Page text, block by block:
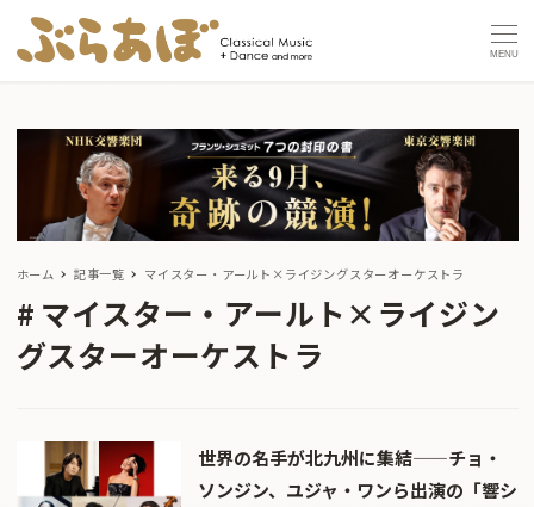
MENU
ホーム 記事一覧 マイスター・アールト×ライジングスターオーケストラ
マイスター・アールト×ライジン
グスターオーケストラ
世界の名手が北九州に集結——チョ・
ソンジン、ユジャ・ワンら出演の「響シ